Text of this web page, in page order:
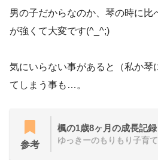
男の子だからなのか、琴の時に比
が強くて大変です(^_^;)
気にいらない事があると（私か琴
てしまう事も…。
参考
楓の1歳8ヶ月の成長記録
ゆっきーのもりもり子育て